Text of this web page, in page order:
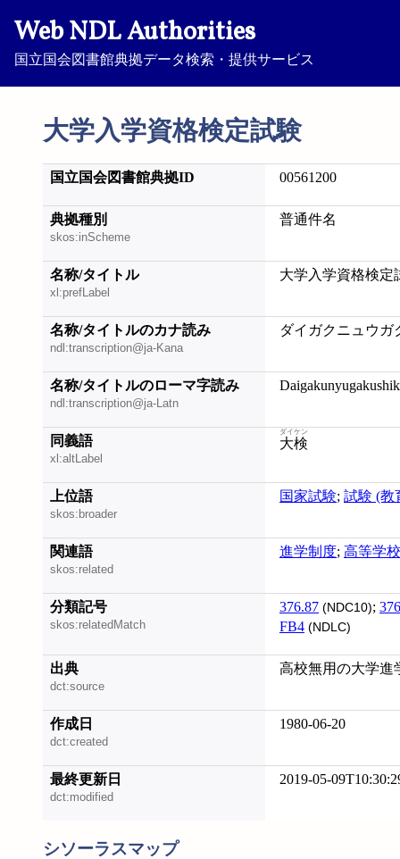
Web NDL Authorities
国立国会図書館典拠データ検索・提供サービス
大学入学資格検定試験
国立国会図書館典拠ID 00561200
典拠種別
skos:inScheme
普通件名
名称/タイトル
xl:prefLabel
大学入学資格検定
名称/タイトルのカナ読み
ndl:transcription@ja-Kana
ダイガクニュウガ
名称/タイトルのローマ字読み
ndl:transcription@ja-Latn
同義語
xl:altLabel
大検
ダイケン
上位語
skos:broader
国家試験; 試験 (教
関連語
skos:related
進学制度; 高等学
分類記号
skos:relatedMatch
376.87 (NDC10);
FB4 (NDLC)
出典
dct:source
高校無用の大学進
作成日
dct:created
1980-06-20
最終更新日
dct:modified
2019-05-
シソーラスマップ